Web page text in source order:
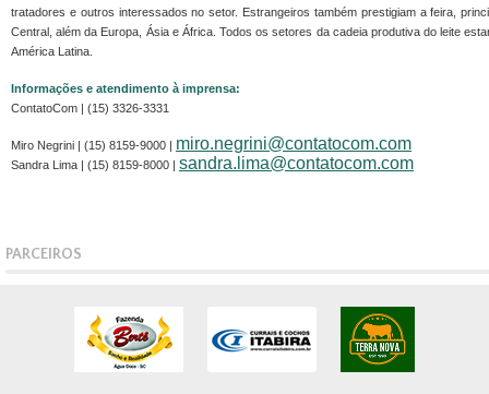
tratadores e outros interessados no setor. Estrangeiros também prestigiam a feira,
Central, além da Europa, Ásia e África. Todos os setores da cadeia produtiva do leite
América Latina.
Informações e atendimento à imprensa:
ContatoCom | (15) 3326-3331
Miro Negrini | (15) 8159-9000 | miro.negrini@contatocom.com
Sandra Lima | (15) 8159-8000 | sandra.lima@contatocom.com
PARCEIROS